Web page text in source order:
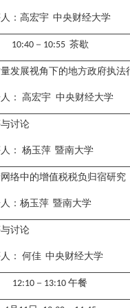
：高宏宇 中央财经大学
10:40－ 10:55 茶歇
发展视角下的地方政府执法
： 高宏宇 中央财经大学
讨论
： 杨玉萍 暨南大学
络中的增值税税负归宿研究
：杨玉萍 暨南大学
讨论
： 何佳 中央财经大学
12:10 － 13:10午餐